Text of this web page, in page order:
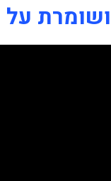
ושומרת